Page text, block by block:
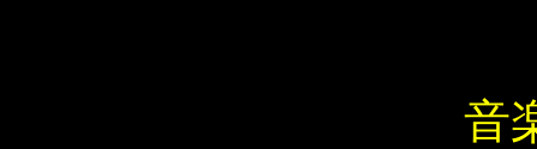
音